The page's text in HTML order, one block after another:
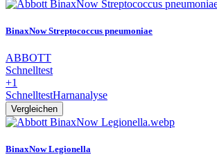
BinaxNow Streptococcus pneumoniae
ABBOTT
Schnelltest
+1
SchnelltestHarnanalyse
Vergleichen
BinaxNow Legionella